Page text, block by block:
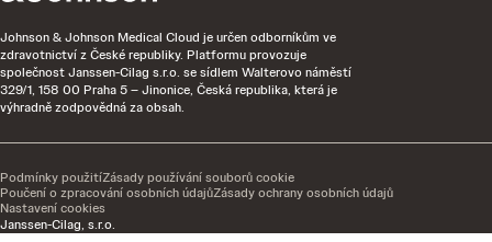
Johnson & Johnson Medical Cloud je určen odborníkům ve
zdravotnictví z České republiky. Platformu provozuje
společnost Janssen-Cilag s.r.o. se sídlem Walterovo náměstí
329/1, 158 00 Praha 5 – Jinonice, Česká republika, která je
výhradně zodpovědná za obsah.
Janssen-Cilag, s.r.o.
Podmínky použitíZásady používání souborů cookie
Poučení o zpracování osobních údajůZásady ochrany osobních údajů
Nastavení cookies